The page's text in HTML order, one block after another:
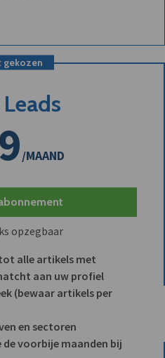
gekozen
/MAAND
opzegbaar
alle artikels met
aan uw profiel
(bewaar artikels per
en sectoren
voorbije maanden bij